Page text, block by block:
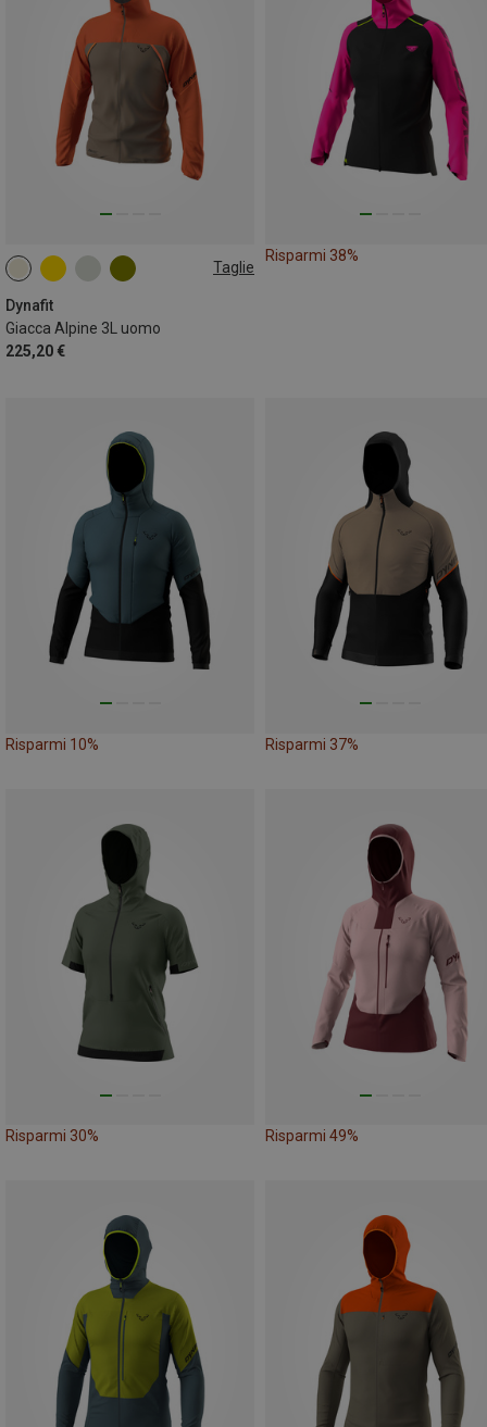
Taglie
Dynafit
Giacca Alpine 3L uomo
225,20 €
L XL XXL
Risparmi 38%
Risparmi 10% Risparmi 37%
Risparmi 30% Risparmi 49%